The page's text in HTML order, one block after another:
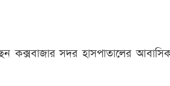
কক্সবাজার সদর হাসপাতালের